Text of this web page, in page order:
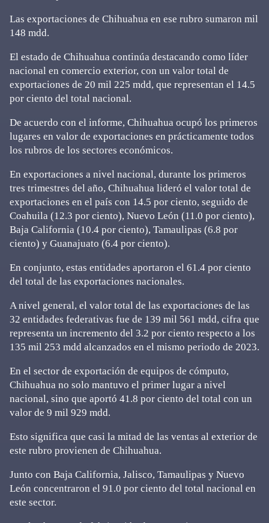
Las exportaciones de Chihuahua en ese rubro sumaron mil
148 mdd.
El estado de Chihuahua continúa destacando como líder
nacional en comercio exterior, con un valor total de
exportaciones de 20 mil 225 mdd, que representan el 14.5
por ciento del total nacional.
De acuerdo con el informe, Chihuahua ocupó los primeros
lugares en valor de exportaciones en prácticamente todos
los rubros de los sectores económicos.
En exportaciones a nivel nacional, durante los primeros
tres trimestres del año, Chihuahua lideró el valor total de
exportaciones en el país con 14.5 por ciento, seguido de
Coahuila (12.3 por ciento), Nuevo León (11.0 por ciento),
Baja California (10.4 por ciento), Tamaulipas (6.8 por
ciento) y Guanajuato (6.4 por ciento).
En conjunto, estas entidades aportaron el 61.4 por ciento
del total de las exportaciones nacionales.
A nivel general, el valor total de las exportaciones de las
32 entidades federativas fue de 139 mil 561 mdd, cifra que
representa un incremento del 3.2 por ciento respecto a los
135 mil 253 mdd alcanzados en el mismo periodo de 2023.
En el sector de exportación de equipos de cómputo,
Chihuahua no solo mantuvo el primer lugar a nivel
nacional, sino que aportó 41.8 por ciento del total con un
valor de 9 mil 929 mdd.
Esto significa que casi la mitad de las ventas al exterior de
este rubro provienen de Chihuahua.
Junto con Baja California, Jalisco, Tamaulipas y Nuevo
León concentraron el 91.0 por ciento del total nacional en
este sector.